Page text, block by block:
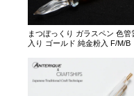
まつぼっくり ガラスペン 色管
入り ゴールド 純金粉入 F/M/B